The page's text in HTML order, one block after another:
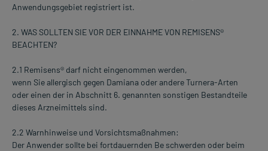
Anwendungsgebiet registriert ist.
2. WAS SOLLTEN SIE VOR DER EINNAHME VON REMISENS®
BEACHTEN?
2.1 Remisens® darf nicht eingenommen werden,
wenn Sie allergisch gegen Damiana oder andere Turnera-Arten
oder einen der in Abschnitt 6. genannten sonstigen Bestandteile
dieses Arzneimittels sind.
2.2 Warnhinweise und Vorsichtsmaßnahmen:
Der Anwender sollte bei fortdauernden Be schwerden oder beim